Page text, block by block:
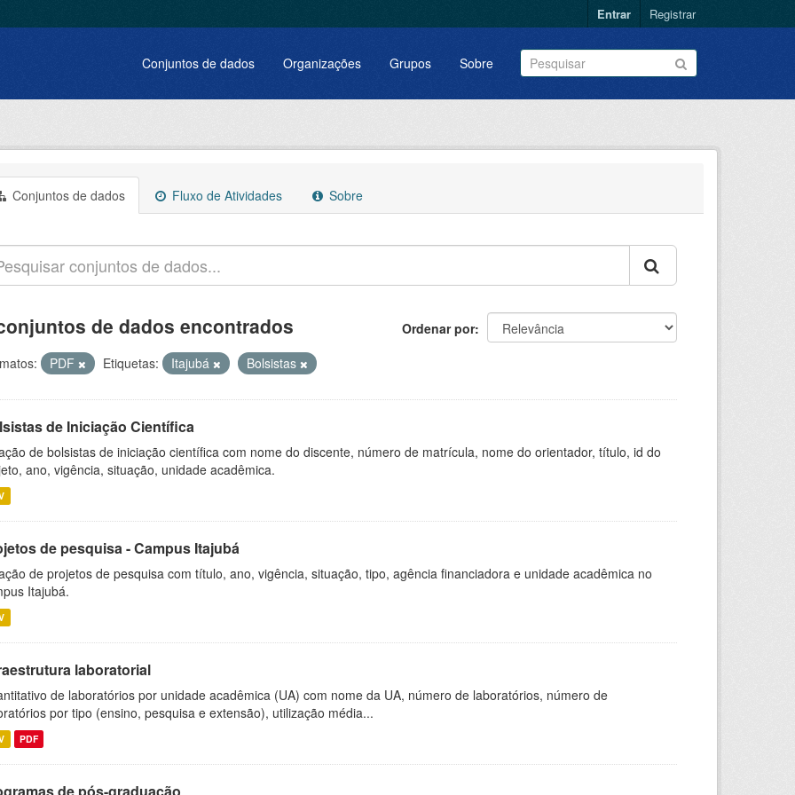
Entrar Registrar
Conjuntos de dados Organizações Grupos Sobre
Conjuntos de dados Fluxo de Atividades Sobre
Ordenar por
de dados encontrados
PDF Etiquetas: Itajubá Bolsistas
de Iniciação Científica
de bolsistas de iniciação científica com nome do discente, número de matrícula, nome do orientador, título, id do
ano, vigência, situação, unidade acadêmica.
de pesquisa - Campus Itajubá
de projetos de pesquisa com título, ano, vigência, situação, tipo, agência financiadora e unidade acadêmica no
Itajubá.
laboratorial
de laboratórios por unidade acadêmica (UA) com nome da UA, número de laboratórios, número de
por tipo (ensino, pesquisa e extensão), utilização média...
PDF